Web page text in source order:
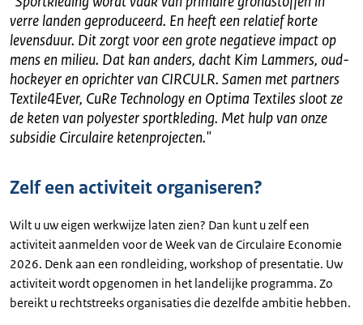
verre landen geproduceerd. En heeft een relatief korte
levensduur. Dit zorgt voor een grote negatieve impact op
mens en milieu. Dat kan anders, dacht Kim Lammers, oud-
hockeyer en oprichter van CIRCULR. Samen met partners
Textile4Ever, CuRe Technology en Optima Textiles sloot ze
de keten van polyester sportkleding. Met hulp van onze
subsidie Circulaire ketenprojecten."
Zelf een activiteit organiseren?
Wilt u uw eigen werkwijze laten zien? Dan kunt u zelf een
activiteit aanmelden voor de Week van de Circulaire Economie
2026. Denk aan een rondleiding, workshop of presentatie. Uw
activiteit wordt opgenomen in het landelijke programma. Zo
bereikt u rechtstreeks organisaties die dezelfde ambitie hebben.